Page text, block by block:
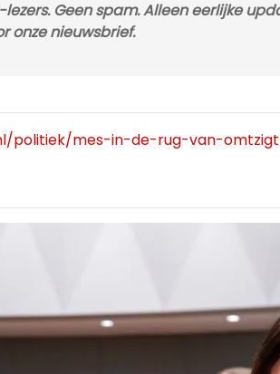
Geen spam. Alleen eerlijke
onze nieuwsbrief.
politiek/mes-in-de-rug-van-